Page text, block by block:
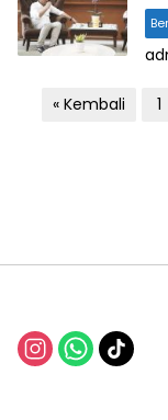
a
i
p
« Kembali 1